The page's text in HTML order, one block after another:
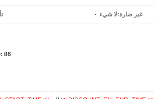
غير ضارة:لا شيء
86